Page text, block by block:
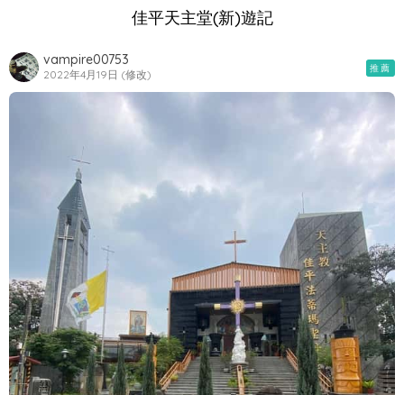
佳平天主堂(新)遊記
vampire00753
2022年4月19日 (修改) 推薦